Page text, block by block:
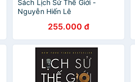
Sách Lịch Sử Thế Giới -
Nguyễn Hiến Lê
255.000 đ